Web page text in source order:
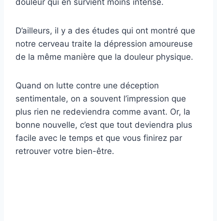
D’ailleurs, il y a des études qui ont montré que
notre cerveau traite la dépression amoureuse
de la même manière que la douleur physique.
Quand on lutte contre une déception
sentimentale, on a souvent l’impression que
plus rien ne redeviendra comme avant. Or, la
bonne nouvelle, c’est que tout deviendra plus
facile avec le temps et que vous finirez par
retrouver votre bien-être.